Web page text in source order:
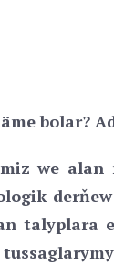
bolar?
we
talyplara